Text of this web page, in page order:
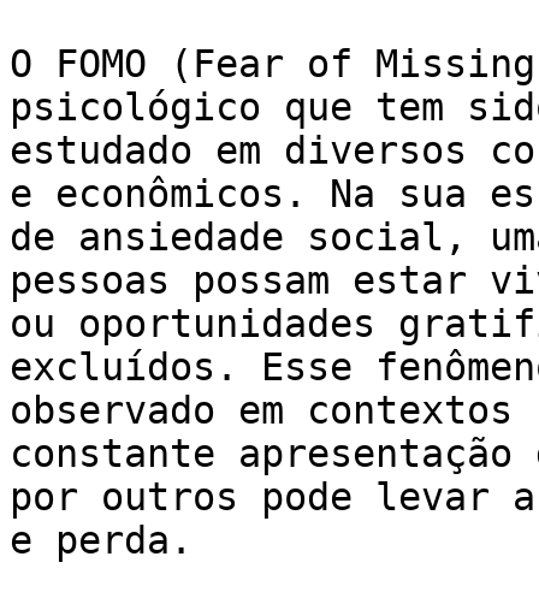
O FOMO (Fear of
psicológico que tem
estudado em diversos
e econômicos. Na sua
de ansiedade social,
pessoas possam estar
ou oportunidades
excluídos. Esse
observado em
constante
por outros pode levar a
e perda.